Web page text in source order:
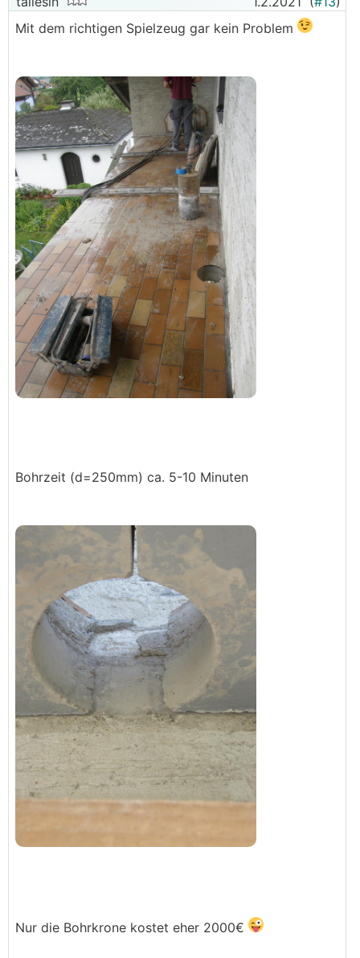
Mit dem richtigen Spielzeug gar kein Problem
Bohrzeit (d=250mm) ca. 5-10 Minuten
Nur die Bohrkrone kostet eher 2000€